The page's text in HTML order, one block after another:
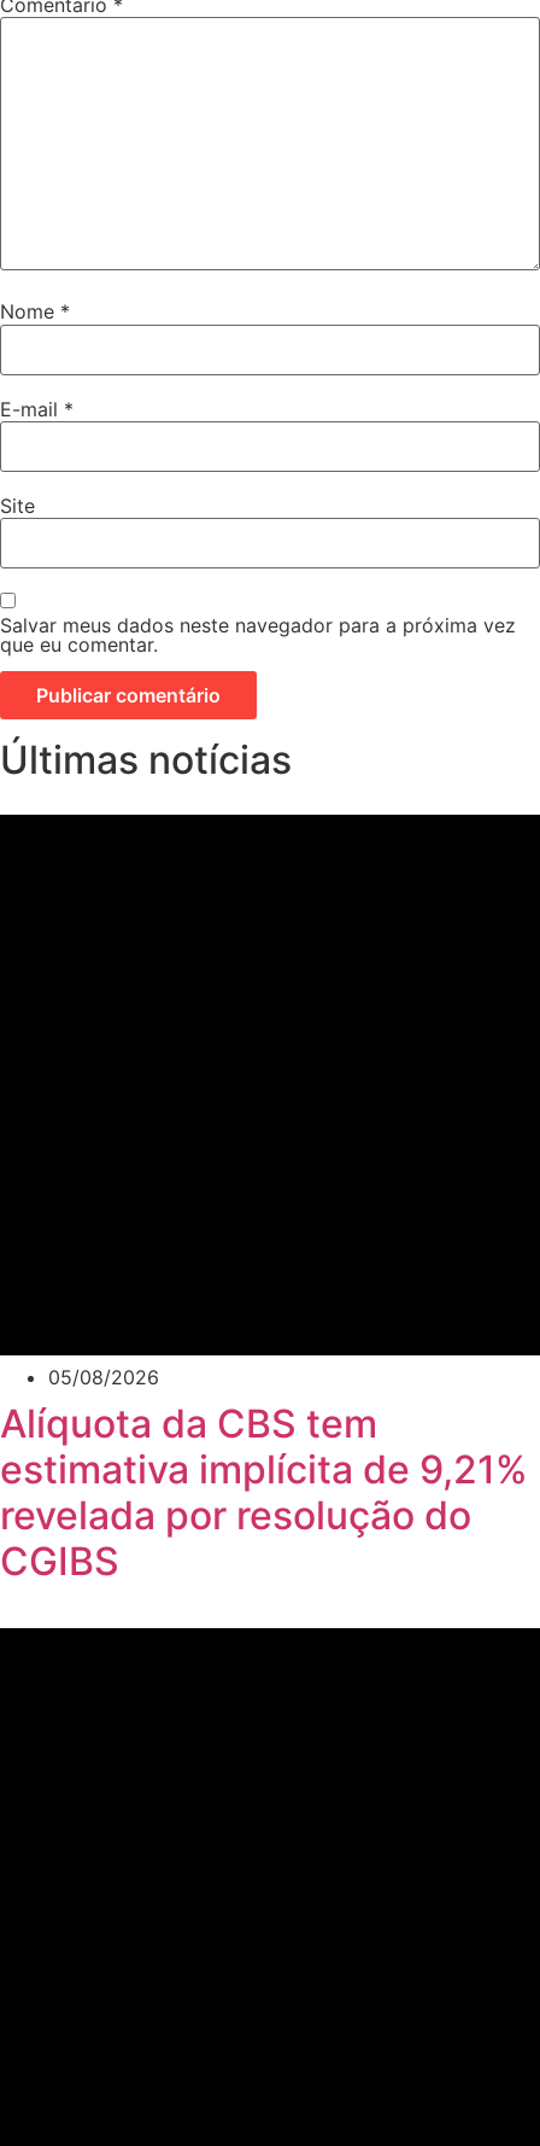
Nome *
E-mail *
Site
Salvar meus dados neste navegador para a próxima vez
que eu comentar.
Últimas notícias
05/08/2026
Alíquota da CBS tem
estimativa implícita de 9,21%
revelada por resolução do
CGIBS